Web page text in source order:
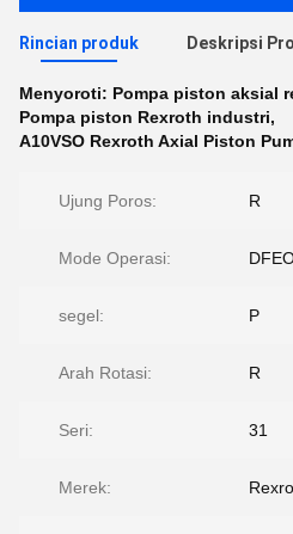
Rincian produk Deskripsi
Menyoroti: Pompa piston aksial
Pompa piston Rexroth industri,
A10VSO Rexroth Axial Piston
Ujung Poros: R
Mode Operasi:
segel: P
Arah Rotasi: R
Seri: 31
Merek: